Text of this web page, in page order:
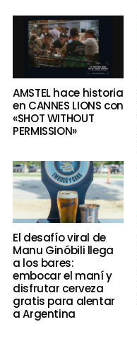
AMSTEL hace historia
en CANNES LIONS con
«SHOT WITHOUT
PERMISSION»
El desafío viral de
Manu Ginóbili llega
a los bares:
embocar el maní y
disfrutar cerveza
gratis para alentar
a Argentina